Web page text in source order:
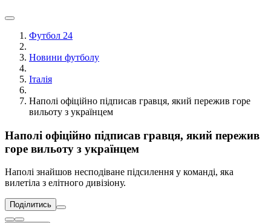
Футбол 24
Новини футболу
Італія
Наполі офіційно підписав гравця, який пережив горе
вильоту з українцем
Наполі офіційно підписав гравця, який пережив
горе вильоту з українцем
Наполі знайшов несподіване підсилення у команді, яка
вилетіла з елітного дивізіону.
Поділитись